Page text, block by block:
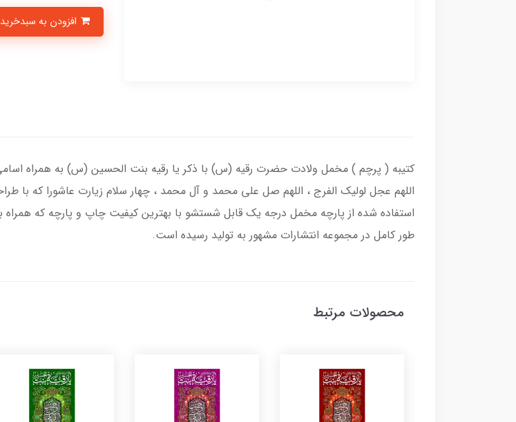
کتیبه ( پرچم ) مخمل ولادت حضرت رقیه (س) با ذکر یا رقیه بنت الحسین (س) به همراه اسامی
اللهم عجل لولیک الفرج ، اللهم صل علی محمد و آل محمد ، چهار سلام زیارت عاشورا که با
استفاده شده از پارچه مخمل درجه یک قابل شستشو با بهترین کیفیت چاپ و پارچه که
طور کامل در مجموعه انتشارات مشهور به تولید رسیده است.
محصولات مرتبط